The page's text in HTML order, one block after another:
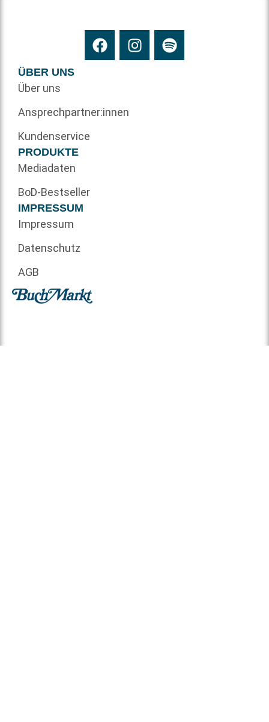
ÜBER UNS
Über uns
Ansprechpartner:innen
Kundenservice
PRODUKTE
Mediadaten
BoD-Bestseller
IMPRESSUM
Impressum
Datenschutz
AGB